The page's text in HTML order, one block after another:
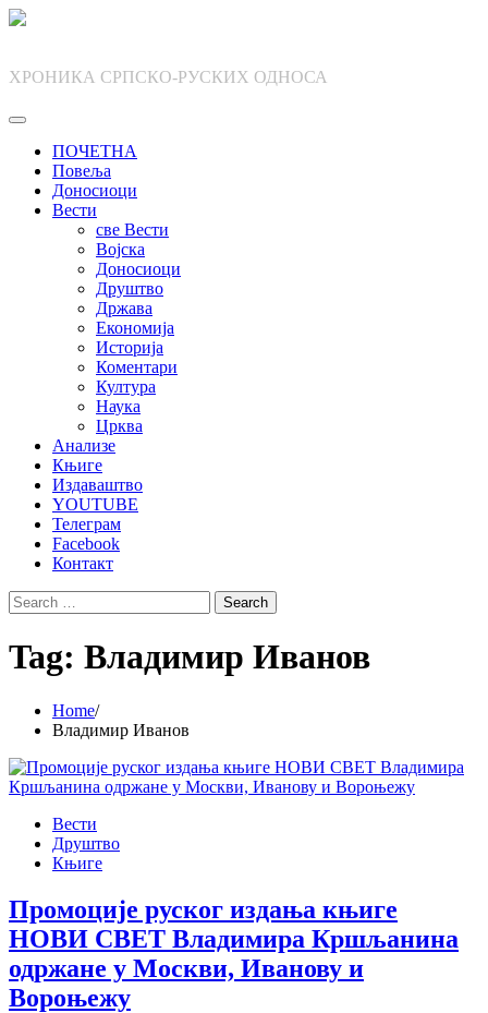
Skip
ХРОНИКА СРПСКО-РУСКИХ ОДНОСА
ПОЧЕТНА
Повеља
Доносиоци
Вести
све Вести
Војска
Доносиоци
Друштво
Држава
Економија
Историја
Коментари
Култура
Наука
Црква
Анализе
Књиге
Издаваштво
YOUTUBE
Телеграм
Facebook
Контакт
Search
for:
Tag: Владимир Иванов
Home
Владимир Иванов
Вести
Друштво
Књиге
Промоције руског издања књиге
НОВИ СВЕТ Владимира Кршљанина
одржане у Москви, Иванову и
Вороњежу